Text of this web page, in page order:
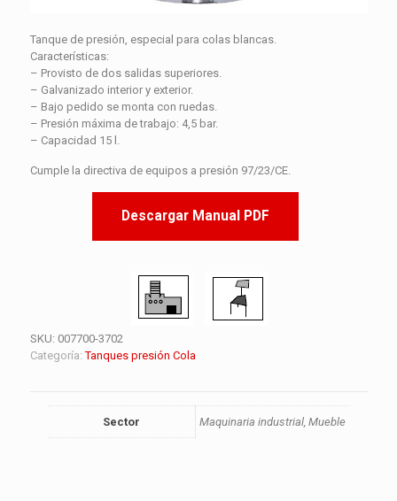
Tanque de presión, especial para colas blancas.
Características:
– Provisto de dos salidas superiores.
– Galvanizado interior y exterior.
– Bajo pedido se monta con ruedas.
– Presión máxima de trabajo: 4,5 bar.
– Capacidad 15 l.
Cumple la directiva de equipos a presión 97/23/CE.
Descargar Manual PDF
SKU: 007700-3702
Categoría:Tanques presión Cola
Sector Maquinaria industrial, Mueble